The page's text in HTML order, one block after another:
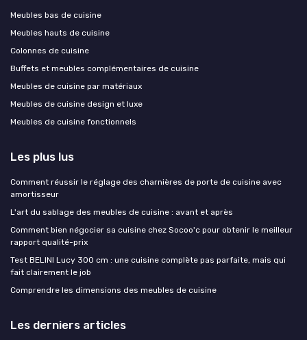
Meubles bas de cuisine
Meubles hauts de cuisine
Colonnes de cuisine
Buffets et meubles complémentaires de cuisine
Meubles de cuisine par matériaux
Meubles de cuisine design et luxe
Meubles de cuisine fonctionnels
Les plus lus
Comment réussir le réglage des charnières de porte de cuisine avec
amortisseur
L'art du sablage des meubles de cuisine : avant et après
Comment bien négocier sa cuisine chez Socoo'c pour obtenir le meilleur
rapport qualité-prix
Test BELINI Lucy 300 cm : une cuisine complète pas parfaite, mais qui
fait clairement le job
Comprendre les dimensions des meubles de cuisine
Les derniers articles